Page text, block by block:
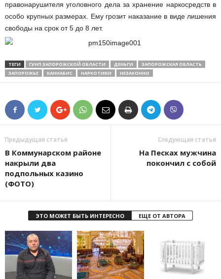
правонарушителя уголовного дела за хранение наркосредствв
особо крупных размерах. Ему грозит наказание в виде лишения
свободы на срок от 5 до 8 лет.
ТЕГИ ГУНП ЗАПОРОЖСКОЙ ОБЛАСТИ ДЕНЬГИ
ЗАПОРОЖСКАЯ ОБЛАСТЬ
ЗАПОРОЖЬЕ
КАННАБИС НАРКОТИКИ НЕЗАКОННО
Предыдущая статья
В Коммунарском районе
накрыли два
подпольных казино
(ФОТО)
Следующая статья
На Песках мужчина
покончил с собой
ЭТО МОЖЕТ БЫТЬ ИНТЕРЕСНО ЕЩЕ ОТ АВТОРА